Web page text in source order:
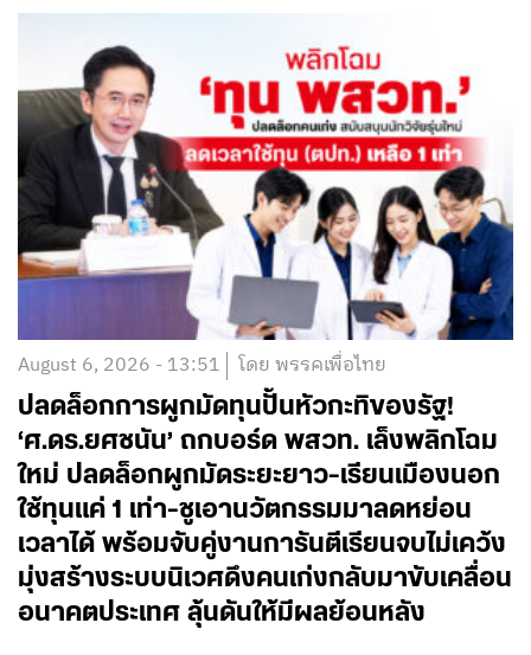
August 6, 2026 - 13:51 โดย พรรคเพื่อไทย
ปลดล็อกการผูกมัดทุนปั้นหัวกะทิของรัฐ!
‘ศ.ดร.ยศชนัน’ ถกบอร์ด พสวท. เล็งพลิกโฉม
ใหม่ ปลดล็อกผูกมัดระยะยาว-เรียนเมืองนอก
ใช้ทุนแค่ 1 เท่า-ชูเอานวัตกรรมมาลดหย่อน
เวลาได้ พร้อมจับคู่งานการันตีเรียนจบไม่เคว้ง
มุ่งสร้างระบบนิเวศดึงคนเก่งกลับมาขับเคลื่อน
อนาคตประเทศ ลุ้นดันให้มีผลย้อนหลัง